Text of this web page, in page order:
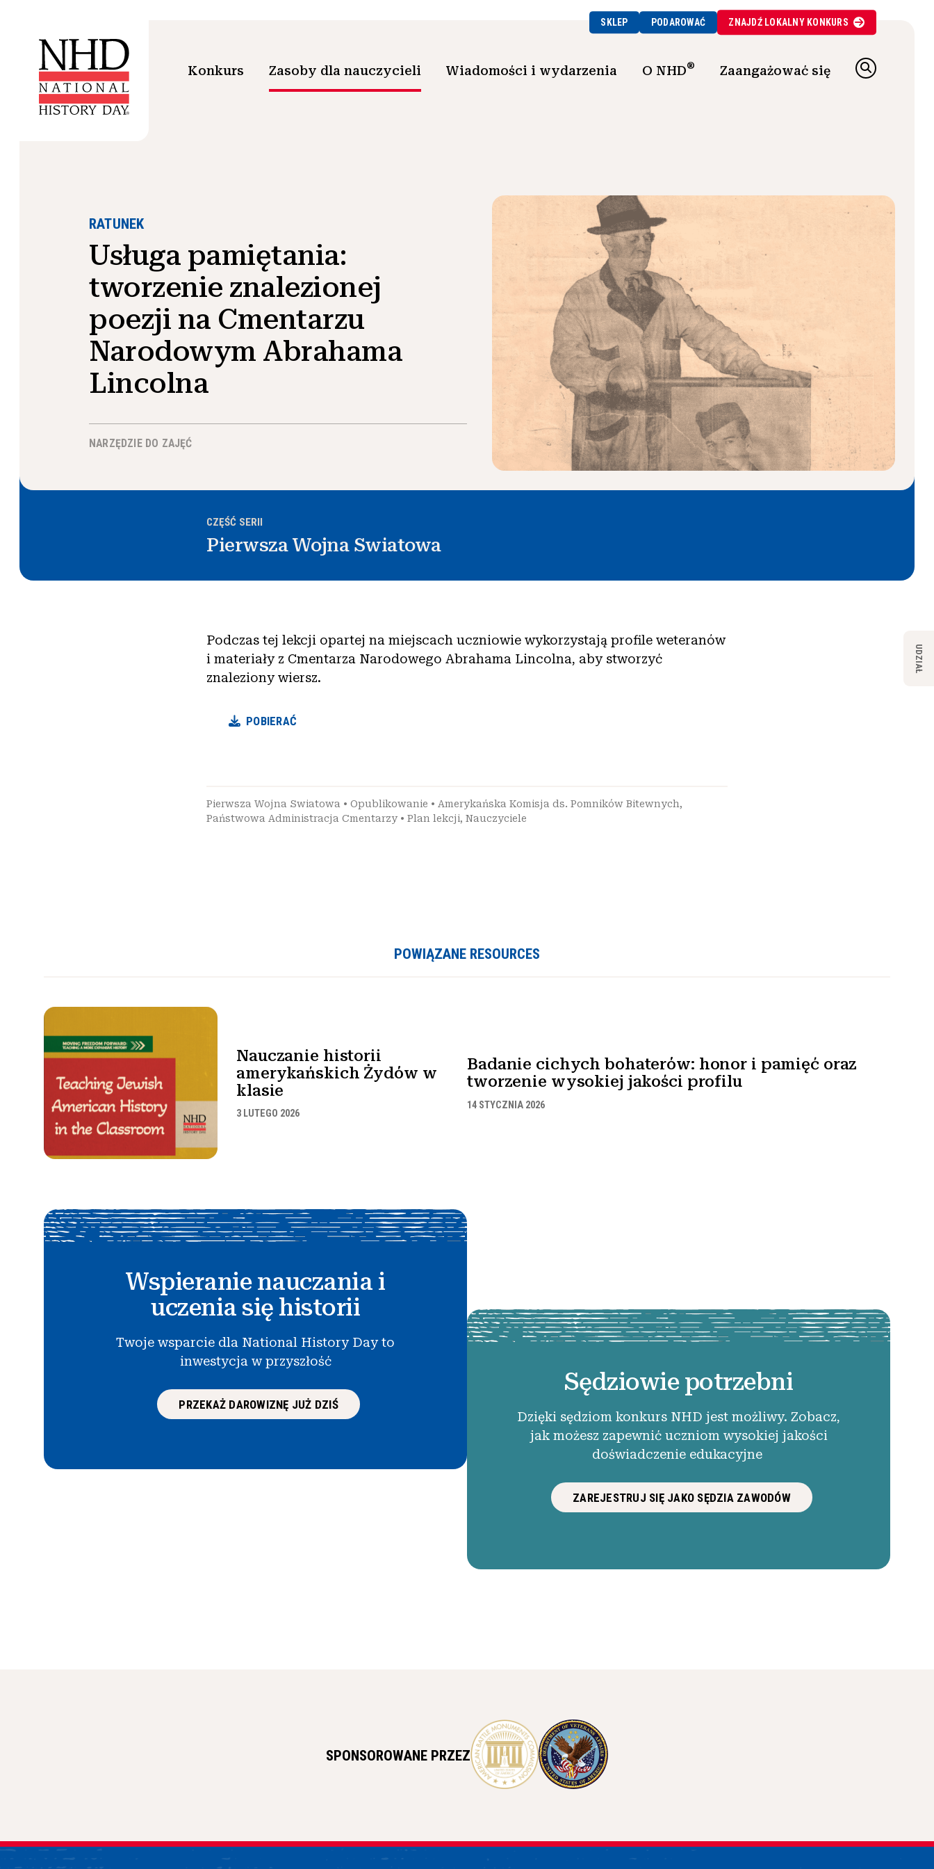
SKLEP PODAROWAĆ ZNAJDŹ LOKALNYKONKURS
Konkurs Zasoby dla nauczycieli Wiadomości i wydarzenia O NHD® Zaangażować się
RATUNEK
Usługa pamiętania:
tworzenie znalezionej
poezji na Cmentarzu
Narodowym Abrahama
Lincolna
NARZĘDZIE DO ZAJĘĆ
CZĘŚĆ SERII
Pierwsza Wojna Swiatowa
Podczas tej lekcji opartej na miejscach uczniowie wykorzystają profile weteranów
i materiały z Cmentarza Narodowego Abrahama Lincolna, aby stworzyć
znaleziony wiersz.
POBIERAĆ
Pierwsza Wojna Swiatowa • Opublikowanie • Amerykańska Komisja ds. Pomników Bitewnych,
Państwowa Administracja Cmentarzy • Plan lekcji, Nauczyciele
UDZIAŁ
POWIĄZANE RESOURCES
Nauczanie historii
amerykańskich Żydów w
klasie
3 LUTEGO 2026
Badanie cichych bohaterów: honor i pamięć oraz
tworzenie wysokiej jakości profilu
14 STYCZNIA 2026
Wspieranie nauczania i
uczenia się historii
Twoje wsparcie dla National History Day to
inwestycja w przyszłość
PRZEKAŻ DAROWIZNĘ JUŻ DZIŚ
Sędziowie potrzebni
Dzięki sędziom konkurs NHD jest możliwy. Zobacz,
jak możesz zapewnić uczniom wysokiej jakości
doświadczenie edukacyjne
ZAREJESTRUJ SIĘ JAKO SĘDZIA ZAWODÓW
SPONSOROWANE PRZEZ